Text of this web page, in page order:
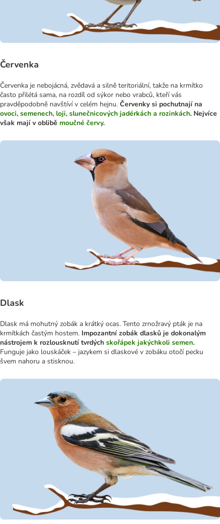
Červenka
Červenka je nebojácná, zvědavá a silně teritoriální, takže na krmítko
často přilétá sama, na rozdíl od sýkor nebo vrabců, kteří vás
pravděpodobně navštíví v celém hejnu. Červenky si pochutnají na
ovoci, semenech, loji, slunečnicových jadérkách a rozinkách. Nejvíce
však mají v oblibě moučné červy.
Dlask
Dlask má mohutný zobák a krátký ocas. Tento zrnožravý pták je na
krmítkách častým hostem. Impozantní zobák dlasků je dokonalým
nástrojem k rozlousknutí tvrdých skořápek jakýchkoli semen.
Funguje jako louskáček – jazykem si dlaskové v zobáku otočí pecku
švem nahoru a stisknou.